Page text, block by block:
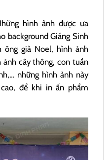
hình ảnh được ưa
background Giáng Sinh
ông già Noel, hình ảnh
ảnh cây thông, con tuần
những hình ảnh này
để khi in ấn phẩm